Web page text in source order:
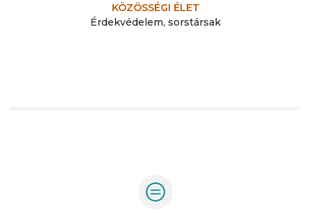
KÖZÖSSÉGI ÉLET
Érdekvédelem, sorstársak